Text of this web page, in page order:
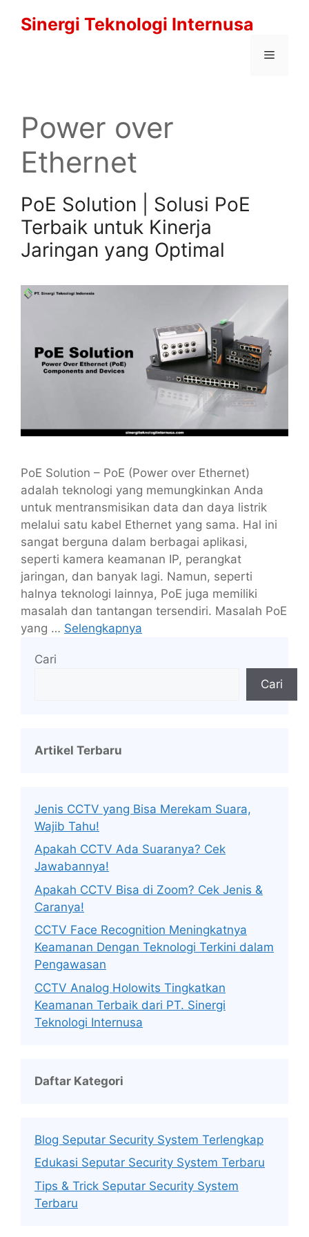
Sinergi Teknologi Internusa
Menu
Power over
Ethernet
PoE Solution | Solusi PoE
Terbaik untuk Kinerja
Jaringan yang Optimal
PoE Solution – PoE (Power over Ethernet)
adalah teknologi yang memungkinkan Anda
untuk mentransmisikan data dan daya listrik
melalui satu kabel Ethernet yang sama. Hal ini
sangat berguna dalam berbagai aplikasi,
seperti kamera keamanan IP, perangkat
jaringan, dan banyak lagi. Namun, seperti
halnya teknologi lainnya, PoE juga memiliki
masalah dan tantangan tersendiri. Masalah PoE
yang … Selengkapnya
Cari
Cari
Artikel Terbaru
Jenis CCTV yang Bisa Merekam Suara,
Wajib Tahu!
Apakah CCTV Ada Suaranya? Cek
Jawabannya!
Apakah CCTV Bisa di Zoom? Cek Jenis &
Caranya!
CCTV Face Recognition Meningkatnya
Keamanan Dengan Teknologi Terkini dalam
Pengawasan
CCTV Analog Holowits Tingkatkan
Keamanan Terbaik dari PT. Sinergi
Teknologi Internusa
Daftar Kategori
Blog Seputar Security System Terlengkap
Edukasi Seputar Security System Terbaru
Tips & Trick Seputar Security System
Terbaru